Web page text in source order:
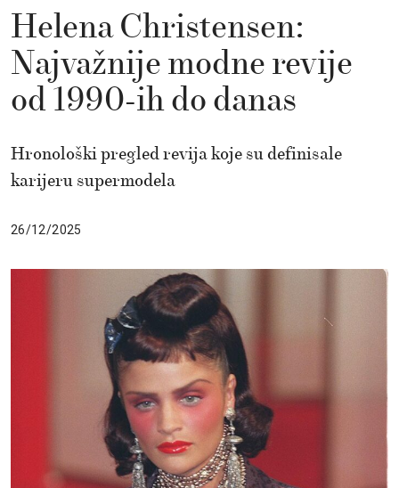
Helena Christensen:
Najvažnije modne revije
od 1990-ih do danas
Hronološki pregled revija koje su definisale
karijeru supermodela
26/12/2025